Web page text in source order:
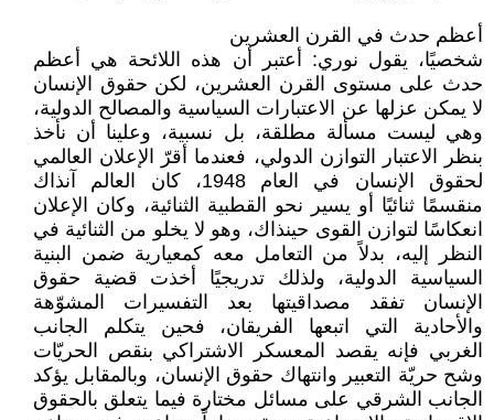
أعظم حدث في القرن العشرين
شخصيًا، يقول نوري: أعتبر أن هذه اللائحة هي أعظم
حدث على مستوى القرن العشرين، لكن حقوق الإنسان
لا يمكن عزلها عن الاعتبارات السياسية والمصالح الدولية،
وهي ليست مسألة مطلقة، بل نسبية، وعلينا أن نأخذ
بنظر الاعتبار التوازن الدولي، فعندما أقرّ الإعلان العالمي
لحقوق الإنسان في العام 1948، كان العالم آنذاك
منقسمًا ثنائيًا أو يسير نحو القطبية الثنائية، وكان الإعلان
انعكاسًا لتوازن القوى حينذاك، وهو لا يخلو من الثنائية في
النظر إليه، بدلاً من التعامل معه كمعيارية ضمن البنية
السياسية الدولية، ولذلك تدريجيًا أخذت قضية حقوق
الإنسان تفقد مصداقيتها بعد التفسيرات المشوّهة
والأحادية التي اتبعها الفريقان، فحين يتكلم الجانب
الغربي فإنه يقصد المعسكر الاشتراكي بنقص الحريّات
وشح حريّة التعبير وانتهاك حقوق الإنسان، وبالمقابل يؤكد
الجانب الشرقي على مسائل مختارة فيما يتعلق بالحقوق